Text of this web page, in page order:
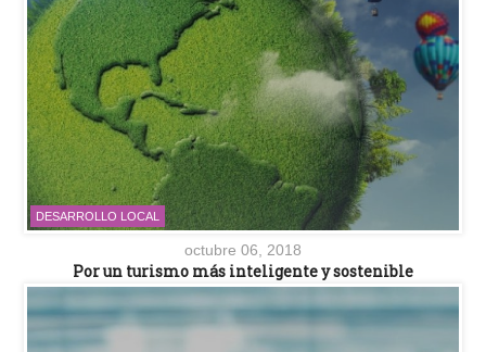
DESARROLLO LOCAL
octubre 06, 2018
Por un turismo más inteligente y sostenible